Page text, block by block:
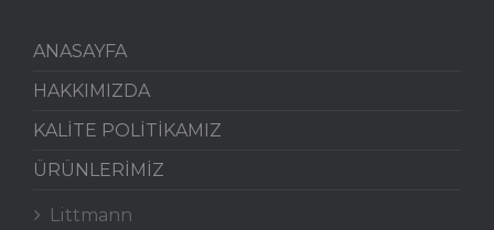
ANASAYFA
HAKKIMIZDA
KALİTE POLİTİKAMIZ
ÜRÜNLERİMİZ
Littmann